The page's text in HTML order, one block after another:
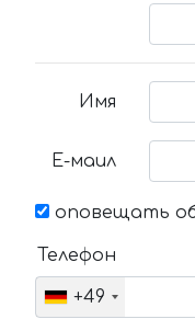
Имя
Е-маил
оповещать
Телефон
+49